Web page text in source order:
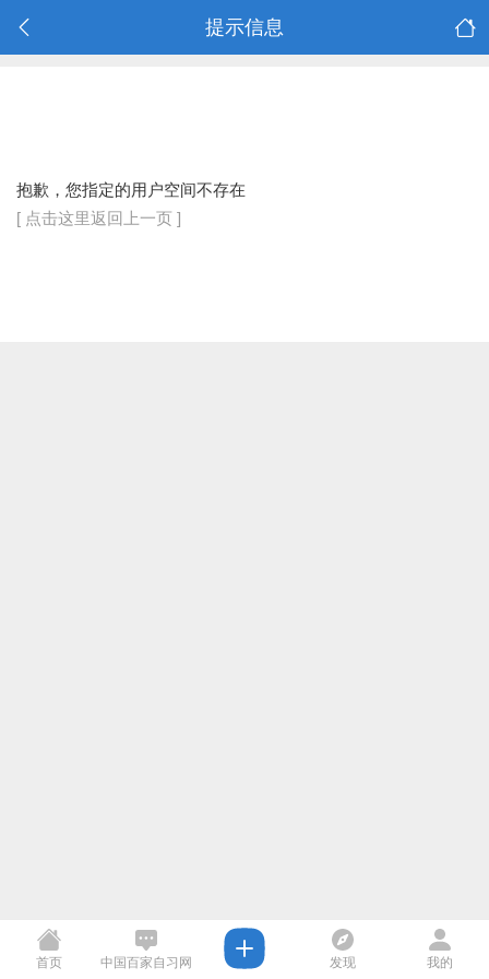
提示信息
抱歉，您指定的用户空间不存在
[ 点击这里返回上一页 ]
首页 中国百家自习网 发现 我的